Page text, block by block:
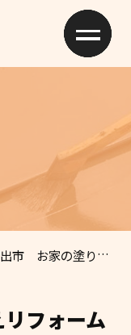
家の塗り替えリフォーム事例のご紹介！🌈🎨
フォーム